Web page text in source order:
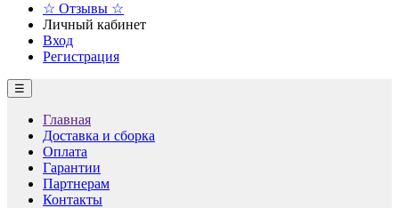
☆ Отзывы ☆
Личный кабинет
Вход
Регистрация
☰
Главная
Доставка и сборка
Оплата
Гарантии
Партнерам
Контакты